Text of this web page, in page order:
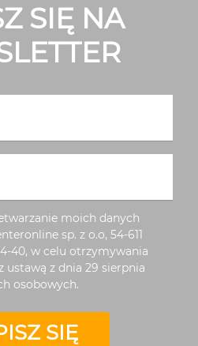
SIĘ NA
moich danych
sp. z o.o, 54-611
40, w celu otrzymywania
ustawą z dnia 29 sierpnia
osobowych.
SIĘ